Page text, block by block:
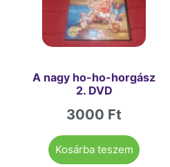
A nagy ho-ho-horgász
2. DVD
3000 Ft
Kosárba teszem